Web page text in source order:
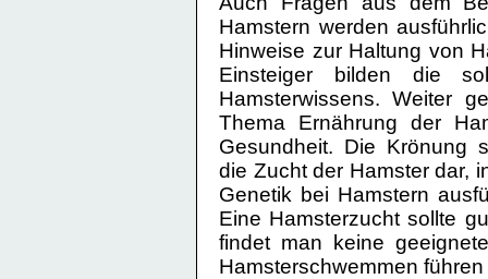
Hamstern werden
Hinweise zur Haltung von
Einsteiger bilden die
Hamsterwissens. Weiter
Thema Ernährung der
Gesundheit. Die Krönung
die Zucht der Hamster dar,
Genetik bei Hamstern
Eine Hamsterzucht sollte
findet man keine
Hamsterschwemmen